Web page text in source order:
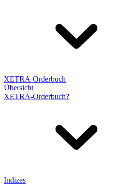
XETRA-Orderbuch
Übersicht
XETRA-Orderbuch?
Indizes